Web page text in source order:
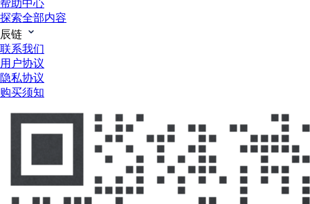
帮助中心
探索全部内容
辰链
联系我们
用户协议
隐私协议
购买须知